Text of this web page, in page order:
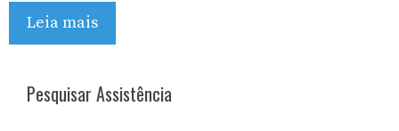
Leia mais
Pesquisar Assistência